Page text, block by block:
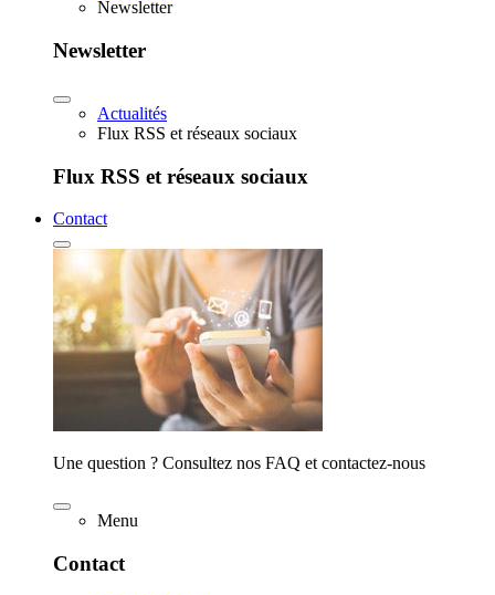
Newsletter
Newsletter
Actualités
Flux RSS et réseaux sociaux
Flux RSS et réseaux sociaux
Contact
Une question ? Consultez nos FAQ et contactez-nous
Menu
Contact